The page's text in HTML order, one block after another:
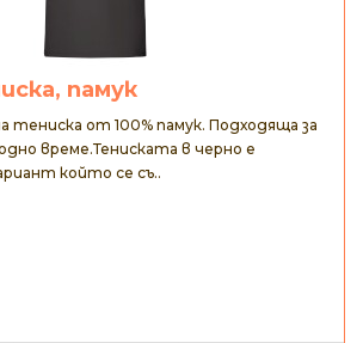
памук
тениска от 100% памук. Подходяща за
време.Тениската в черно е
който се съ..